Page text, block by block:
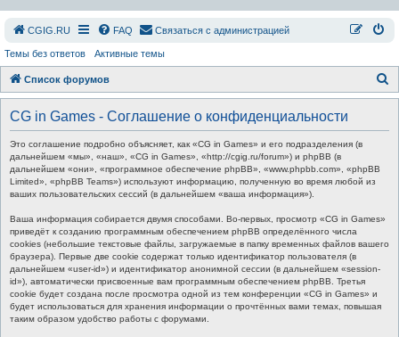
СGIG.RU FAQ Связаться с администрацией
Темы без ответов Активные темы
Список форумов
о
CG in Games - Соглашение о конфиденциальности
Это соглашение подробно объясняет, как «CG in Games» и его подразделения (в
дальнейшем «мы», «наш», «CG in Games», «http://cgig.ru/forum») и phpBB (в
дальнейшем «они», «программное обеспечение phpBB», «www.phpbb.com», «phpBB
Limited», «phpBB Teams») используют информацию, полученную во время любой из
ваших пользовательских сессий (в дальнейшем «ваша информация»).
Ваша информация собирается двумя способами. Во-первых, просмотр «CG in Games»
приведёт к созданию программным обеспечением phpBB определённого числа
cookies (небольшие текстовые файлы, загружаемые в папку временных файлов вашего
браузера). Первые две cookie содержат только идентификатор пользователя (в
дальнейшем «user-id») и идентификатор анонимной сессии (в дальнейшем «session-
id»), автоматически присвоенные вам программным обеспечением phpBB. Третья
cookie будет создана после просмотра одной из тем конференции «CG in Games» и
будет использоваться для хранения информации о прочтённых вами темах, повышая
таким образом удобство работы с форумами.